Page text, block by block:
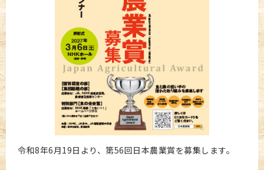
令和8年6月19日より、第56回日本農業賞を募集します。